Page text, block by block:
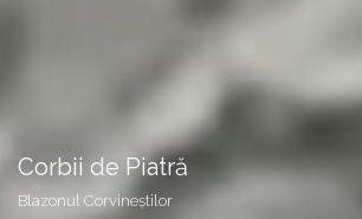
Corbii de Piatră
Blazonul Corvineștilor